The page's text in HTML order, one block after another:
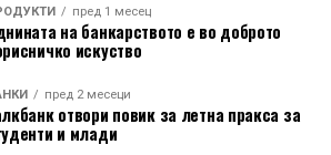
Во еврозоната годишниот
отсто.
раст на производствените
во Бугарија, од 18,2 отсто.
со 14,3 отсто и Ирска со 11,4
пред 1 месец
на банкарството е во доброто
искуство
пред 2 месеци
отвори повик за летна пракса за
и млади